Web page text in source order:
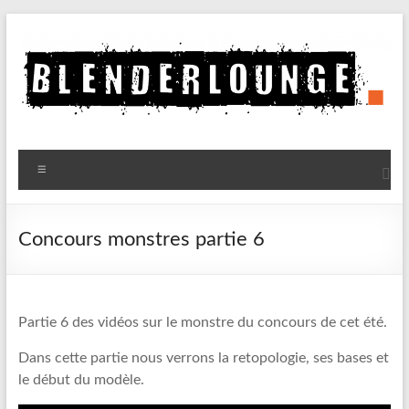
contenu
Blenderlounge
Le
de
Concours monstres partie 6
Partie 6 des vidéos sur le monstre du concours de cet été.
Dans cette partie nous verrons la retopologie, ses bases et
le début du modèle.